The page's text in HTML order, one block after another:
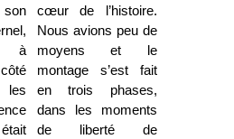
à
les
cœur de l’histoire.
Nous avions peu de
moyens et le
montage s’est fait
en trois phases,
dans les moments
de liberté de